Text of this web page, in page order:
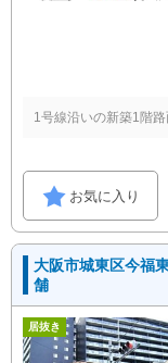
1号線沿いの新築1階路
お気に入り
大阪市城東区今福
舗
居抜き